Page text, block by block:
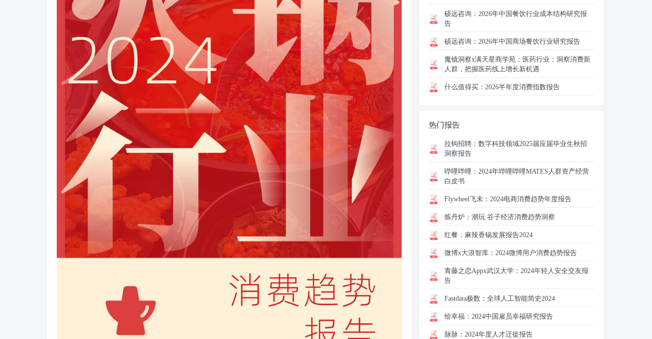
硕远咨询： 2026年中国餐饮行业成本结构研究报
告
硕远咨询： 2026年中国商场餐饮行业研究报告
魔镜洞察x满天星商学苑： 医药行业：洞察消费新
人群，把握医药线上增长新机遇
什么值得买： 2026半年度消费指数报告
热门报告
拉钩招聘： 数字科技领域2025届应届毕业生秋招
洞察报告
哔哩哔哩： 2024年哔哩哔哩MATES人群资产经营
白皮书
Flywheel飞未： 2024电商消费趋势年度报告
炼丹炉： 潮玩 谷子经济消费趋势洞察
红餐： 麻辣香锅发展报告2024
微博x大浪智库： 2024微博用户消费趋势报告
青藤之恋Appx武汉大学： 2024年轻人安全交友报
告
Fastdata极数： 全球人工智能简史2024
绘幸福： 2024中国雇员幸福研究报告
脉脉： 2024年度人才迁徙报告